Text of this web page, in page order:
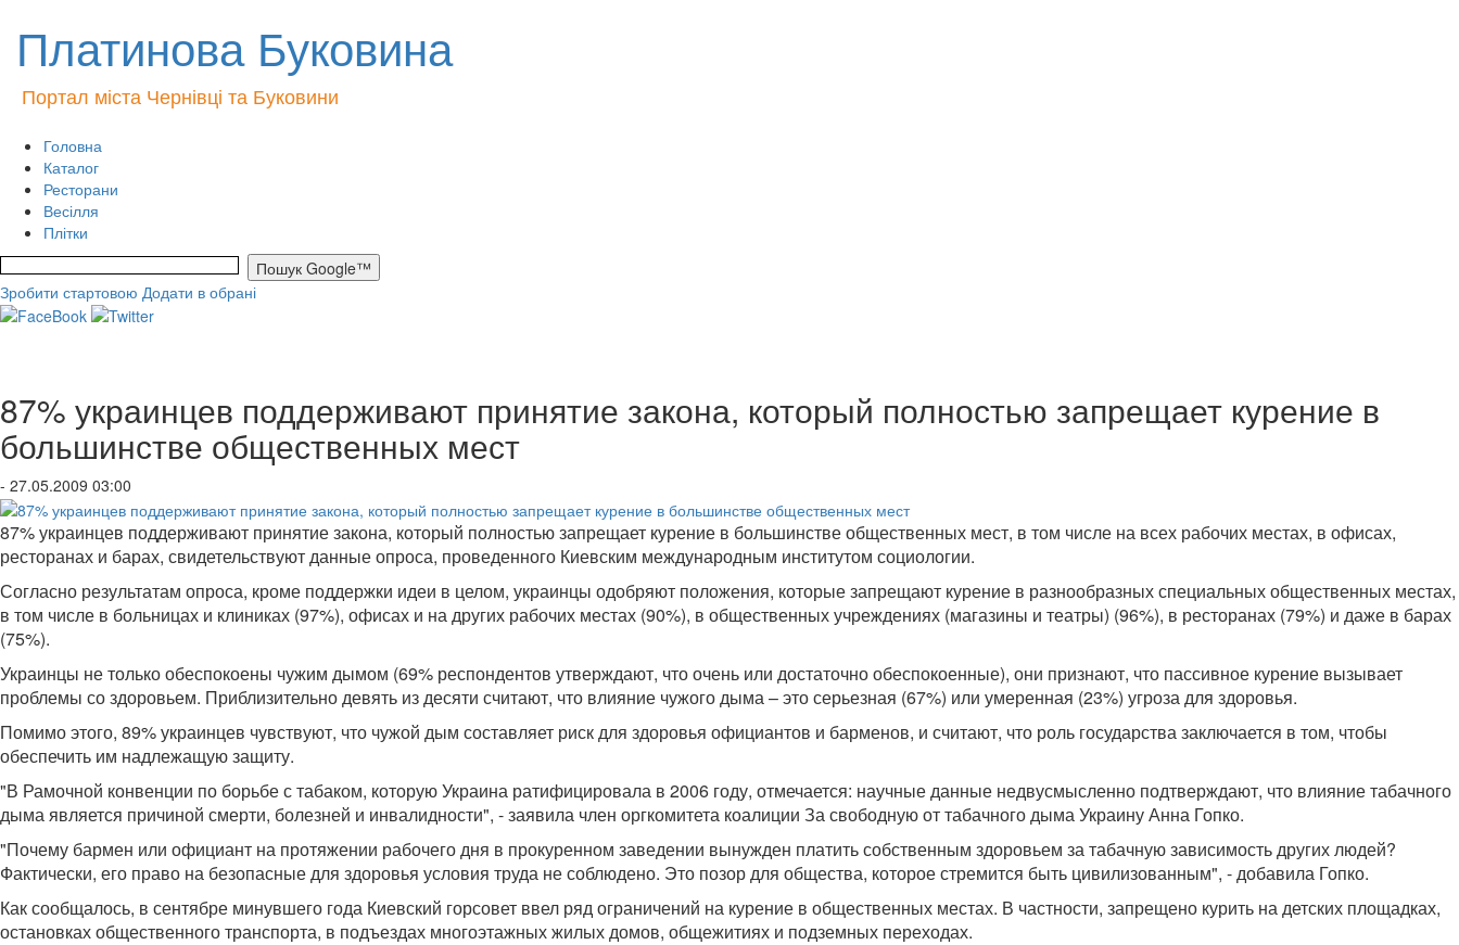
Платинова Буковина
Портал міста Чернівці та Буковини
Головна
Каталог
Ресторани
Весілля
Плітки
Зробити стартовою Додати в обрані
87% украинцев поддерживают принятие закона, который полностью запрещает курение в
большинстве общественных мест
- 27.05.2009 03:00
87% украинцев поддерживают принятие закона, который полностью запрещает курение в большинстве общественных мест, в том числе на всех рабочих местах, в офисах,
ресторанах и барах, свидетельствуют данные опроса, проведенного Киевским международным институтом социологии.
Согласно результатам опроса, кроме поддержки идеи в целом, украинцы одобряют положения, которые запрещают курение в разнообразных специальных общественных местах,
в том числе в больницах и клиниках (97%), офисах и на других рабочих местах (90%), в общественных учреждениях (магазины и театры) (96%), в ресторанах (79%) и даже в барах
(75%).
Украинцы не только обеспокоены чужим дымом (69% респондентов утверждают, что очень или достаточно обеспокоенные), они признают, что пассивное курение вызывает
проблемы со здоровьем. Приблизительно девять из десяти считают, что влияние чужого дыма – это серьезная (67%) или умеренная (23%) угроза для здоровья.
Помимо этого, 89% украинцев чувствуют, что чужой дым составляет риск для здоровья официантов и барменов, и считают, что роль государства заключается в том, чтобы
обеспечить им надлежащую защиту.
"В Рамочной конвенции по борьбе с табаком, которую Украина ратифицировала в 2006 году, отмечается: научные данные недвусмысленно подтверждают, что влияние табачного
дыма является причиной смерти, болезней и инвалидности", - заявила член оргкомитета коалиции За свободную от табачного дыма Украину Анна Гопко.
"Почему бармен или официант на протяжении рабочего дня в прокуренном заведении вынужден платить собственным здоровьем за табачную зависимость других людей?
Фактически, его право на безопасные для здоровья условия труда не соблюдено. Это позор для общества, которое стремится быть цивилизованным", - добавила Гопко.
Как сообщалось, в сентябре минувшего года Киевский горсовет ввел ряд ограничений на курение в общественных местах. В частности, запрещено курить на детских площадках,
остановках общественного транспорта, в подъездах многоэтажных жилых домов, общежитиях и подземных переходах.